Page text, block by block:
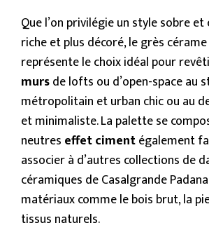
Que l’on privilégie un style sobre
riche et plus décoré, le grès
représente le choix idéal pour
mursde lofts ou d’open-space au
métropolitain et urban chic ou au
et minimaliste. La palette se
neutres effet cimentégalement
associer à d’autres collections de
céramiques de Casalgrande
matériaux comme le bois brut, la
tissus naturels.